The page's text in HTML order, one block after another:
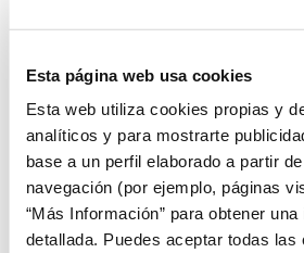
Esta página web usa cookies
Esta web utiliza cookies propias y
analíticos y para mostrarte
base a un perfil elaborado a partir
navegación (por ejemplo, páginas
“Más Información” para obtener
detallada. Puedes aceptar todas las